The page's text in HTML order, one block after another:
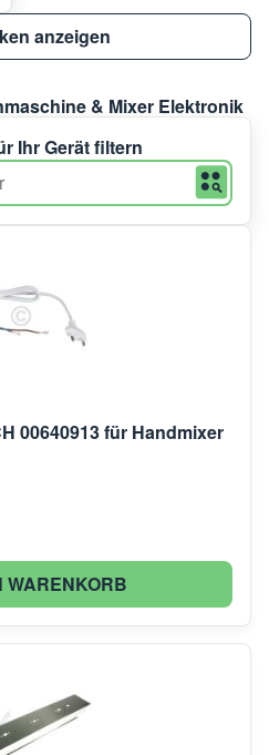
anzeigen
& Mixer Elektronik
Ihr Gerät filtern
00640913 für Handmixer
WARENKORB